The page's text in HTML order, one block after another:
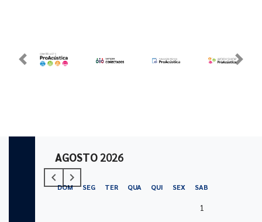
Previous Next
AGOSTO 2026
navigate_beforePrevious
navigate_nextNext
DOM SEG TER QUA QUI SEX SAB
1